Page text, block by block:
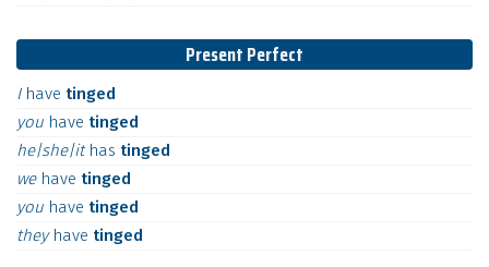
Present Perfect
I have tinged
you have tinged
he|she|it has tinged
we have tinged
you have tinged
they have tinged